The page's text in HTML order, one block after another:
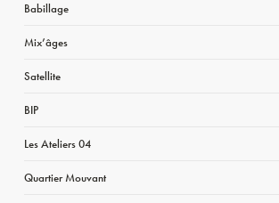
Babillage
Mix’âges
Satellite
BIP
Les Ateliers 04
Quartier Mouvant